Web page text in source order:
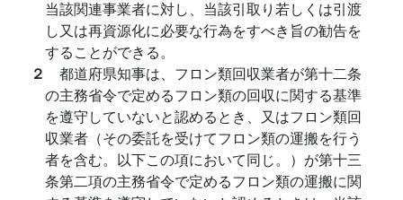
当該関連事業者に対し、当該引取り若しくは引渡
し又は再資源化に必要な行為をすべき旨の勧告を
することができる。
２ 都道府県知事は、フロン類回収業者が第十二条
の主務省令で定めるフロン類の回収に関する基準
を遵守していないと認めるとき、又はフロン類回
収業者（その委託を受けてフロン類の運搬を行う
者を含む。以下この項において同じ。）が第十三
条第二項の主務省令で定めるフロン類の運搬に関